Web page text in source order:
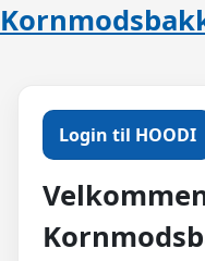
Login til HOODI